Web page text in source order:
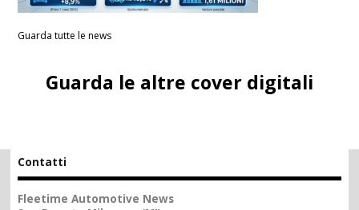
Guarda tutte le news
Guarda le altre cover digitali
Contatti
Fleetime Automotive News